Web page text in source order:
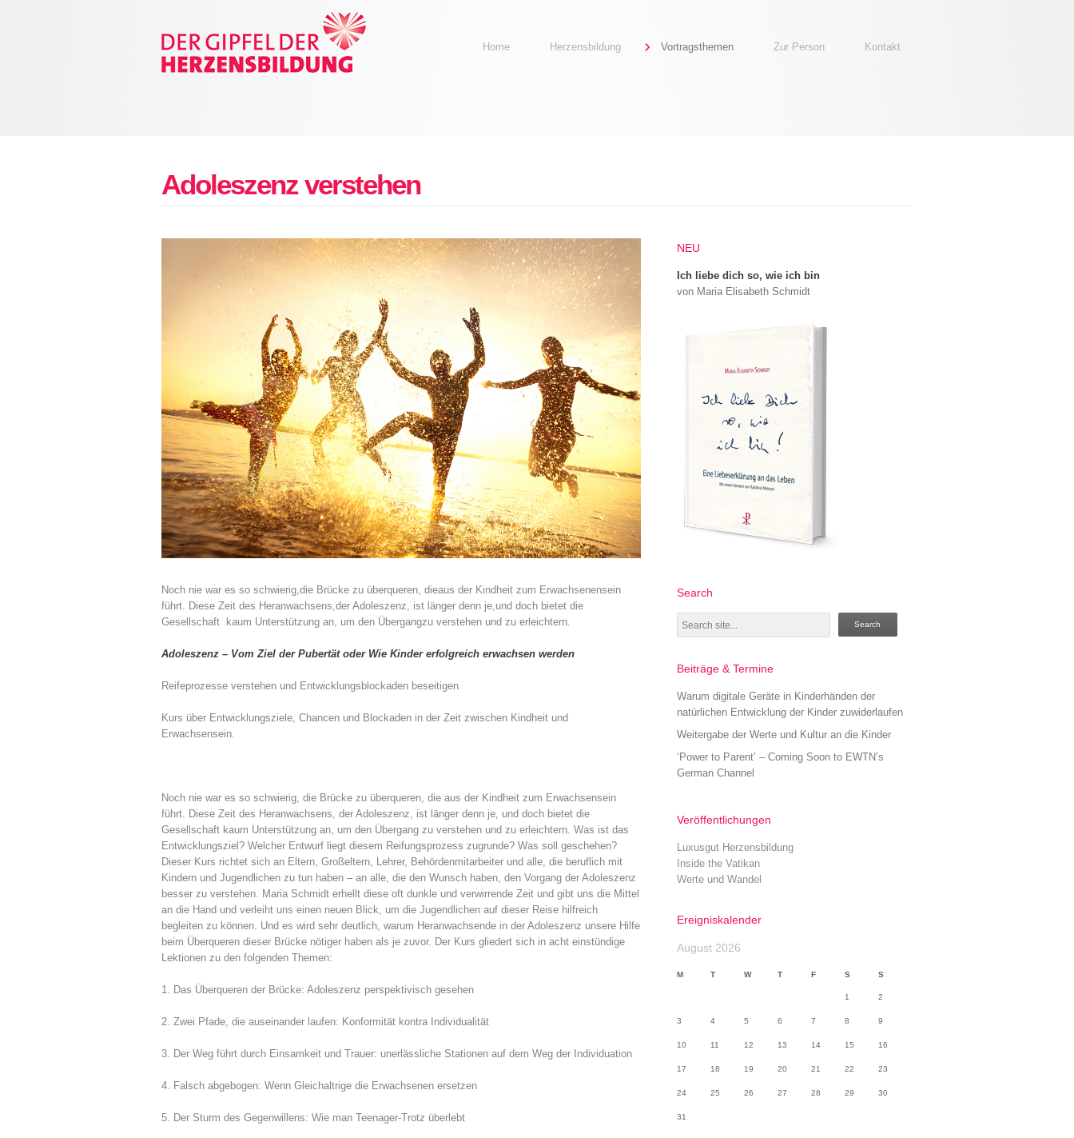
Home Herzensbildung Vortragsthemen Zur Person Kontakt
Adoleszenz verstehen
Noch nie war es so schwierig, die Brücke zu überqueren, die aus der Kindheit zum Erwachsenensein
führt. Diese Zeit des Heranwachsens, der Adoleszenz, ist länger denn je, und doch bietet die
Gesellschaft kaum Unterstützung an, um den Übergang zu verstehen und zu erleichtern.
Adoleszenz – Vom Ziel der Pubertät oder Wie Kinder erfolgreich erwachsen werden
Reifeprozesse verstehen und Entwicklungsblockaden beseitigen
Kurs über Entwicklungsziele, Chancen und Blockaden in der Zeit zwischen Kindheit und
Erwachsensein.
Noch nie war es so schwierig, die Brücke zu überqueren, die aus der Kindheit zum Erwachsensein
führt. Diese Zeit des Heranwachsens, der Adoleszenz, ist länger denn je, und doch bietet die
Gesellschaft kaum Unterstützung an, um den Übergang zu verstehen und zu erleichtern. Was ist das
Entwicklungsziel? Welcher Entwurf liegt diesem Reifungsprozess zugrunde? Was soll geschehen?
Dieser Kurs richtet sich an Eltern, Großeltern, Lehrer, Behördenmitarbeiter und alle, die beruflich mit
Kindern und Jugendlichen zu tun haben – an alle, die den Wunsch haben, den Vorgang der Adoleszenz
besser zu verstehen. Maria Schmidt erhellt diese oft dunkle und verwirrende Zeit und gibt uns die Mittel
an die Hand und verleiht uns einen neuen Blick, um die Jugendlichen auf dieser Reise hilfreich
begleiten zu können. Und es wird sehr deutlich, warum Heranwachsende in der Adoleszenz unsere Hilfe
beim Überqueren dieser Brücke nötiger haben als je zuvor. Der Kurs gliedert sich in acht einstündige
Lektionen zu den folgenden Themen:
1. Das Überqueren der Brücke: Adoleszenz perspektivisch gesehen
2. Zwei Pfade, die auseinander laufen: Konformität kontra Individualität
3. Der Weg führt durch Einsamkeit und Trauer: unerlässliche Stationen auf dem Weg der Individuation
4. Falsch abgebogen: Wenn Gleichaltrige die Erwachsenen ersetzen
5. Der Sturm des Gegenwillens: Wie man Teenager-Trotz überlebt
NEU
Ich liebe dich so, wie ich bin
von Maria Elisabeth Schmidt
Search
Search
Beiträge & Termine
Warum digitale Geräte in Kinderhänden der
natürlichen Entwicklung der Kinder zuwiderlaufen
Weitergabe der Werte und Kultur an die Kinder
‘Power to Parent’ – Coming Soon to EWTN’s
German Channel
Veröffentlichungen
Luxusgut Herzensbildung
Inside the Vatikan
Werte und Wandel
Ereigniskalender
August 2026
M T W T F S S
1 2
3 4 5 6 7 8 9
10 11 12 13 14 15 16
17 18 19 20 21 22 23
24 25 26 27 28 29 30
31